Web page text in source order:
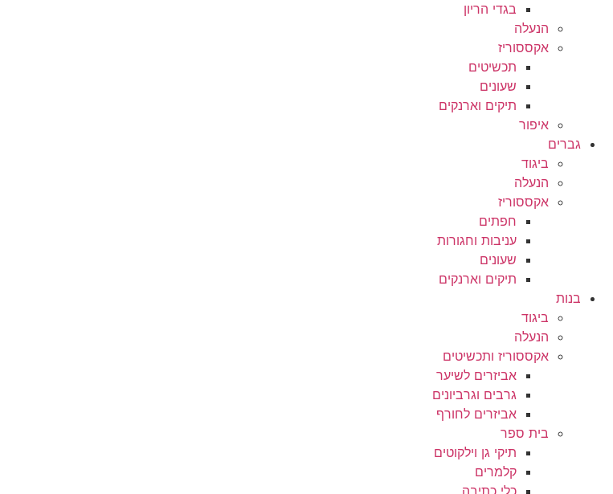
בגדי הריון
הנעלה
אקססוריז
תכשיטים
שעונים
תיקים וארנקים
איפור
גברים
ביגוד
הנעלה
אקססוריז
חפתים
עניבות וחגורות
שעונים
תיקים וארנקים
בנות
ביגוד
הנעלה
אקססוריז ותכשיטים
אביזרים לשיער
גרבים וגרביונים
אביזרים לחורף
בית ספר
תיקי גן וילקוטים
קלמרים
כלי כתיבה